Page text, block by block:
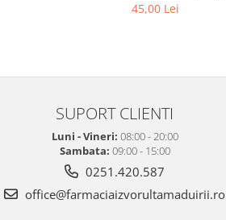
45,00 Lei
SUPORT CLIENTI
Luni - Vineri: 08:00 - 20:00
Sambata: 09:00 - 15:00
0251.420.587
office@farmaciaizvorultamaduirii.ro